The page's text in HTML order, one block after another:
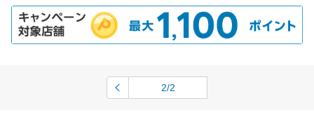
2/2